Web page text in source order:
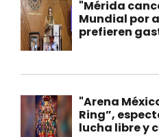
"Mérida
Mundial por
prefieren
"Arena
Ring”,
lucha libre y